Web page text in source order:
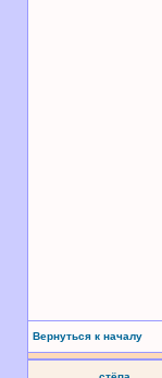
Вернуться к началу